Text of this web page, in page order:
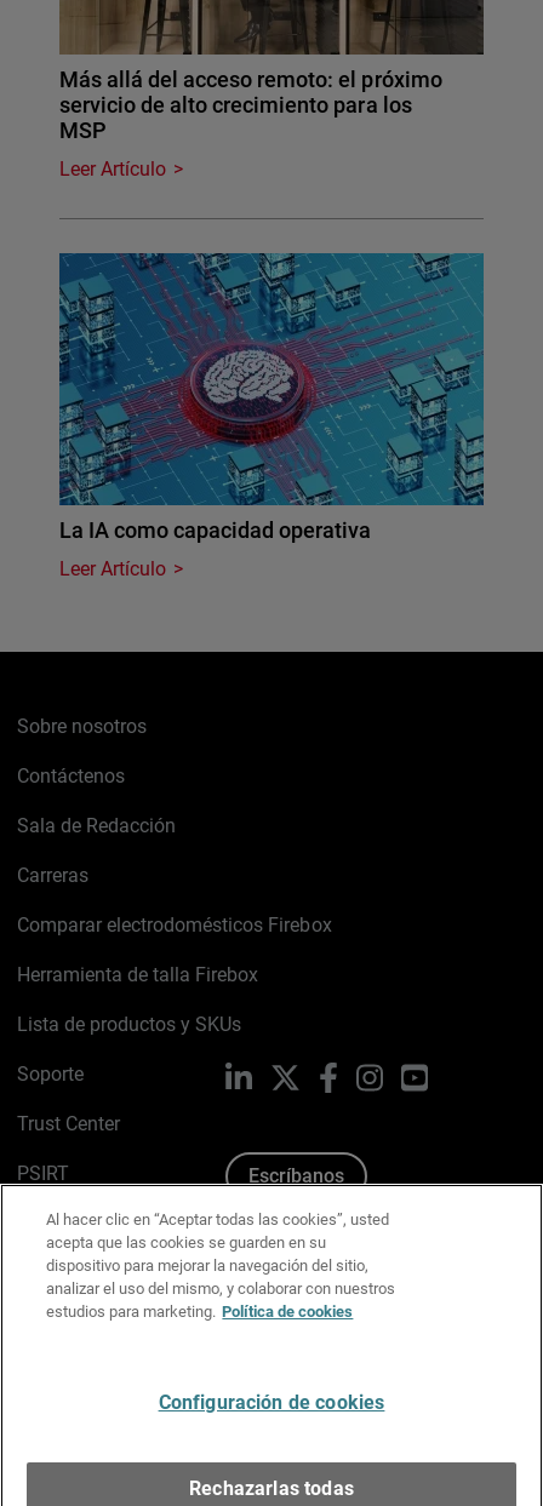
Más allá del acceso remoto: el próximo
servicio de alto crecimiento para los
MSP
Leer Artículo
La IA como capacidad operativa
Leer Artículo
Sobre nosotros
Contáctenos
Sala de Redacción
Carreras
Comparar electrodomésticos Firebox
Herramienta de talla Firebox
Lista de productos y SKUs
Soporte
Trust Center
PSIRT
Política de cookies
Política de privacidad
Kit de medios y marca
LinkedIn FacebookInstagramYouTube
Escríbanos
Al hacer clic en “Aceptar todas las cookies”, usted
acepta que las cookies se guarden en su
dispositivo para mejorar la navegación del sitio,
analizar el uso del mismo, y colaborar con nuestros
estudios para marketing. Política de cookies
Configuración de cookies
Rechazarlas todas